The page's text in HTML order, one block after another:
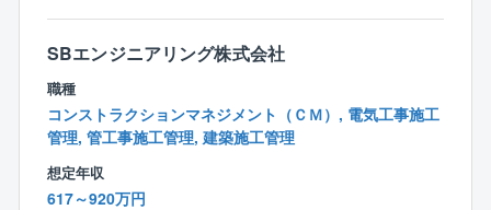
・統括安全衛生責任者としての役割遂行（または指導
監督）
・現場パトロールによる安全監査、労働災害防止計画
の策定,推進 等
※試用期間中の職務内容：本採用時と同様の予定
（変更の範囲）同社業務全般
SBエンジニアリング株式会社
職種
コンストラクションマネジメント（ＣＭ）, 電気工事施工
管理, 管工事施工管理, 建築施工管理
想定年収
617～920万円